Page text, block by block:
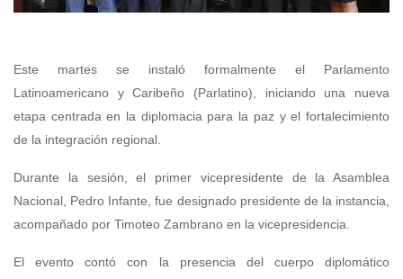
Este martes se instaló formalmente el Parlamento
Latinoamericano y Caribeño (Parlatino), iniciando una nueva
etapa centrada en la diplomacia para la paz y el fortalecimiento
de la integración regional.
Durante la sesión, el primer vicepresidente de la Asamblea
Nacional, Pedro Infante, fue designado presidente de la instancia,
acompañado por Timoteo Zambrano en la vicepresidencia.
El evento contó con la presencia del cuerpo diplomático